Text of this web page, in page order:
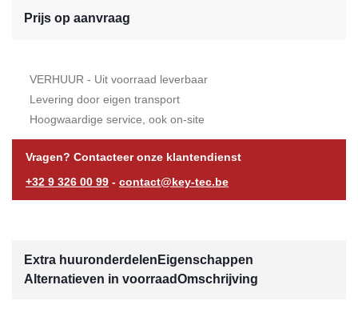
Prijs op aanvraag
VERHUUR - Uit voorraad leverbaar
Levering door eigen transport
Hoogwaardige service, ook on-site
Vragen? Contacteer onze klantendienst
+32 9 326 00 99 - contact@key-tec.be
Extra huuronderdelen Eigenschappen
Alternatieven in voorraadOmschrijving